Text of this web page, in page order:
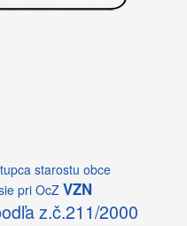
starostu obce
pri OcZVZN
z.č.211/2000